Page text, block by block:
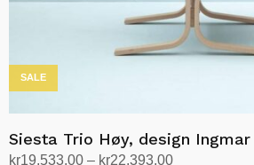
SALE
Siesta Trio Høy, design Ingmar
kr19,533.00 – kr22,393.00Prisområde: